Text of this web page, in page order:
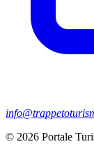
© 2026 Portale